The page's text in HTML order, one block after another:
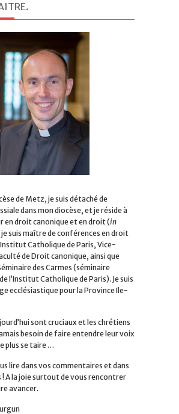
.
de Metz, je suis détaché de
dans mon diocèse, et je réside à
en droit canonique et en droit (in
je suis maître de conférences en droit
Catholique de Paris, Vice-
de Droit canonique, ainsi que
des Carmes (séminaire
l’Institut Catholique de Paris). Je suis
ecclésiastique pour la Province Ile-
sont cruciaux et les chrétiens
besoin de faire entendre leur voix
plus se taire …
lire dans vos commentaires et dans
A la joie surtout de vous rencontrer
avancer.